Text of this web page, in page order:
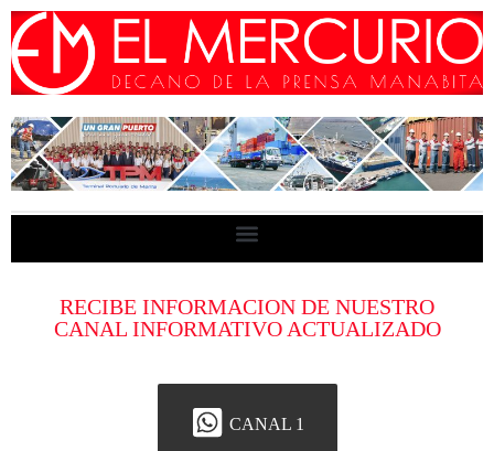
RECIBE INFORMACION DE NUESTRO
CANAL INFORMATIVO ACTUALIZADO
CANAL 1